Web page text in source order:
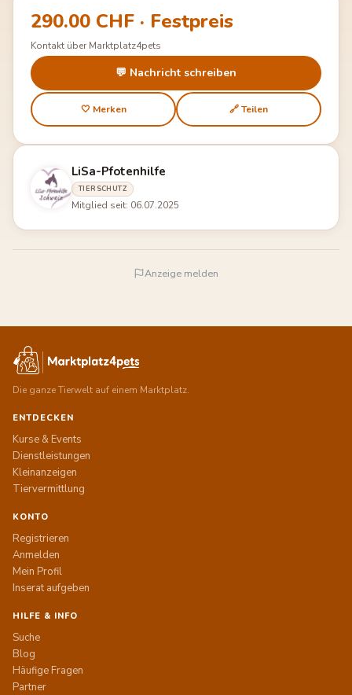
290.00 CHF · Festpreis
Kontakt über Marktplatz4pets
💬 Nachricht schreiben
🤍 Merken 🔗 Teilen
LiSa-Pfotenhilfe
TIERSCHUTZ
Mitglied seit: 06.07.2025
Anzeige melden
Die ganze Tierwelt auf einem Marktplatz.
ENTDECKEN
Kurse & Events
Dienstleistungen
Kleinanzeigen
Tiervermittlung
KONTO
Registrieren
Anmelden
Mein Profil
Inserat aufgeben
HILFE & INFO
Suche
Blog
Häufige Fragen
Partner